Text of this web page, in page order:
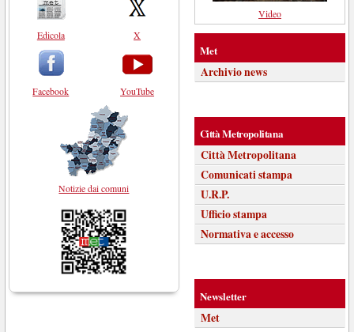
Edicola
Facebook
X
YouTube
Notizie dai comuni
Video
Met
Archivio news
Città Metropolitana
Città Metropolitana
Comunicati stampa
U.R.P.
Ufficio stampa
Normativa e accesso
Newsletter
Met